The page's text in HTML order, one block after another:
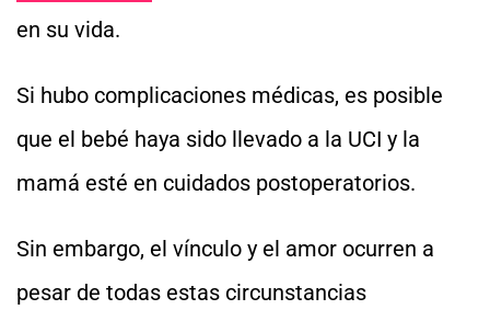
en su vida.
Si hubo complicaciones médicas, es posible
que el bebé haya sido llevado a la UCI y la
mamá esté en cuidados postoperatorios.
Sin embargo, el vínculo y el amor ocurren a
pesar de todas estas circunstancias